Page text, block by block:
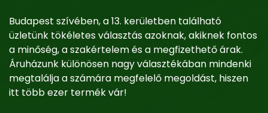
Budapest szívében, a 13. kerületben található
üzletünk tökéletes választás azoknak, akiknek fontos
a minőség, a szakértelem és a megfizethető árak.
Áruházunk különösen nagy választékában mindenki
megtalálja a számára megfelelő megoldást, hiszen
itt több ezer termék vár!